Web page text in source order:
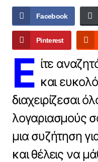
Facebook
Pinterest
Ε ίτε
και
διαχειρίζεσαι
λογαριασμούς
μια συζήτηση
και θέλεις να